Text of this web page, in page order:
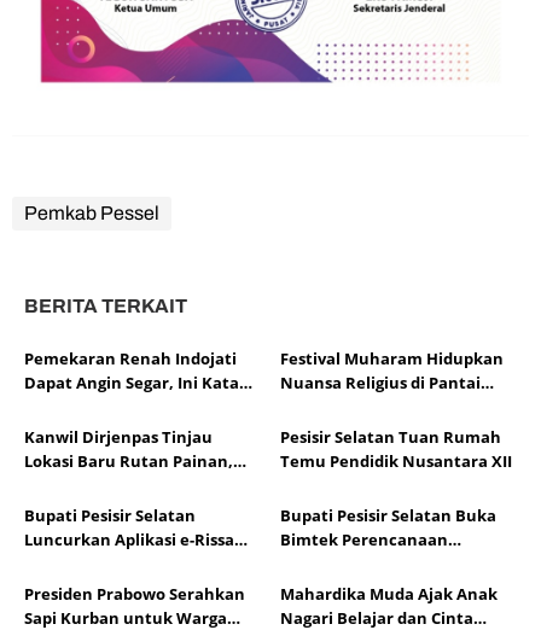
Pemkab Pessel
BERITA TERKAIT
Pemekaran Renah Indojati
Dapat Angin Segar, Ini Kata
Festival Muharam Hidupkan
Nuansa Religius di Pantai
Kanwil Dirjenpas Tinjau
Lokasi Baru Rutan Painan,
Hektare
Pesisir Selatan Tuan Rumah
Temu Pendidik Nusantara XII
Bupati Pesisir Selatan
Luncurkan Aplikasi e-Rissa
Bupati Pesisir Selatan Buka
Bimtek Perencanaan
Presiden Prabowo Serahkan
Sapi Kurban untuk Warga
Mahardika Muda Ajak Anak
Nagari Belajar dan Cinta